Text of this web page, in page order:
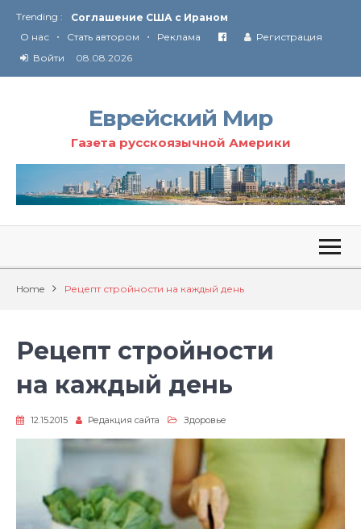
Trending :
Соглашение США с Ираном
Технология Революции в Иране
О нас • Стать автором • Реклама
Регистрация
Войти
08.08.2026
Еврейский Мир
Газета русскоязычной Америки
Home Рецепт стройности на каждый день
Рецепт стройности
на каждый день
12.15.2015 Редакция сайта Здоровье